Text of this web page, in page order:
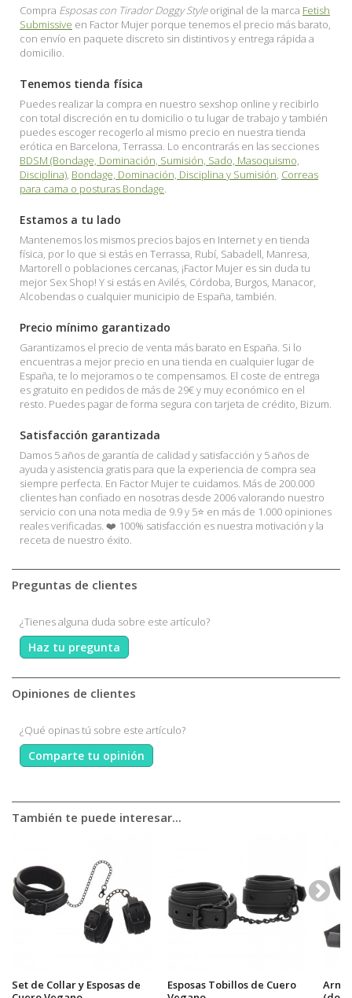
Compra Esposas con Tirador Doggy Styleoriginal de la marca Fetish
Submissive en Factor Mujer porque tenemos el precio más barato,
con envío en paquete discreto sin distintivos y entrega rápida a
domicilio.
Tenemos tienda física
Puedes realizar la compra en nuestro sexshop online y recibirlo
con total discreción en tu domicilio o tu lugar de trabajo y también
puedes escoger recogerlo al mismo precio en nuestra tienda
erótica en Barcelona, Terrassa. Lo encontrarás en las secciones
BDSM (Bondage, Dominación, Sumisión, Sado, Masoquismo,
Disciplina), Bondage, Dominación, Disciplina y Sumisión, Correas
para cama o posturas Bondage.
Estamos a tu lado
Mantenemos los mismos precios bajos en Internet y en tienda
física, por lo que si estás en Terrassa, Rubí, Sabadell, Manresa,
Martorell o poblaciones cercanas, ¡Factor Mujer es sin duda tu
mejor Sex Shop! Y si estás en Avilés, Córdoba, Burgos, Manacor,
Alcobendas o cualquier municipio de España, también.
Precio mínimo garantizado
Garantizamos el precio de venta más barato en España. Si lo
encuentras a mejor precio en una tienda en cualquier lugar de
España, te lo mejoramos o te compensamos. El coste de entrega
es gratuito en pedidos de más de 29€ y muy económico en el
resto. Puedes pagar de forma segura con tarjeta de crédito, Bizum.
Satisfacción garantizada
Damos 5 años de garantía de calidad y satisfacción y 5 años de
ayuda y asistencia gratis para que la experiencia de compra sea
siempre perfecta. En Factor Mujer te cuidamos. Más de 200.000
clientes han confiado en nosotras desde 2006 valorando nuestro
servicio con una nota media de 9.9 y 5⭐ en más de 1.000 opiniones
reales verificadas. ❤️ 100% satisfacción es nuestra motivación y la
receta de nuestro éxito.
Preguntas de clientes
¿Tienes alguna duda sobre este artículo?
Haz tu pregunta
Opiniones de clientes
¿Qué opinas tú sobre este artículo?
Comparte tu opinión
También te puede interesar...
Set de Collar y Esposas de
Esposas Tobillos de Cuero